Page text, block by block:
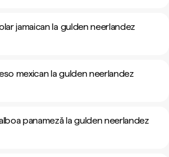
jamaican la gulden neerlandez
mexican la gulden neerlandez
panameză la gulden neerlandez